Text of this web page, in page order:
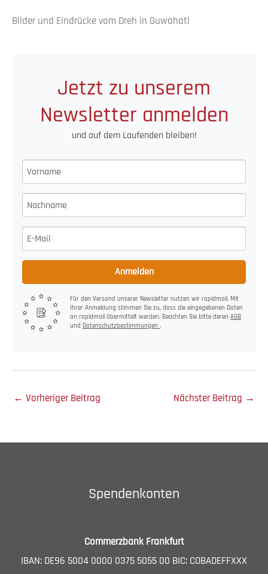
Bilder und Eindrücke vom Dreh in Guwahati
Jetzt zu unserem
Newsletter anmelden
und auf dem Laufenden bleiben!
Anmelden
Für den Versand unserer Newsletter nutzen wir rapidmail. Mit
Ihrer Anmeldung stimmen Sie zu, dass die eingegebenen Daten
an rapidmail übermittelt werden. Beachten Sie bitte deren AGB
und Datenschutzbestimmungen .
← Vorheriger Beitrag Nächster Beitrag →
Spendenkonten
Commerzbank Frankfurt
IBAN: DE96 5004 0000 0375 5055 00 BIC: COBADEFFXXX